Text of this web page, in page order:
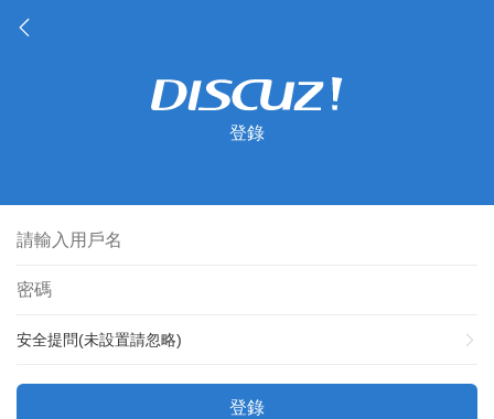
登錄
安全提問(未設置請忽略)
登錄